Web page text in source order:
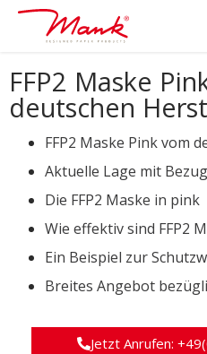
FFP2 Maske
deutschen
FFP2 Maske Pink vom
Aktuelle Lage mit
Die FFP2 Maske in pink
Wie effektiv sind FFP2
Ein Beispiel zur
Breites Angebot
Jetzt Anrufen: